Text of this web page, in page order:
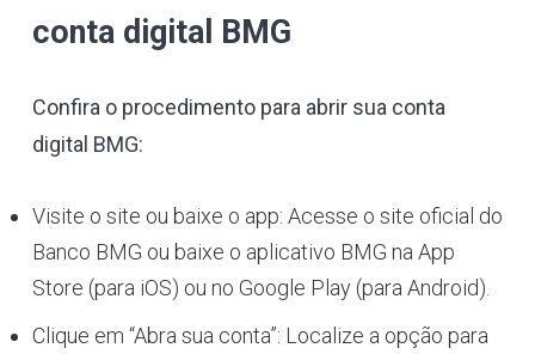
conta digital BMG
Confira o procedimento para abrir sua conta
digital BMG:
Visite o site ou baixe o app: Acesse o site oficial do
Banco BMG ou baixe o aplicativo BMG na App
Store (para iOS) ou no Google Play (para Android).
Clique em “Abra sua conta”: Localize a opção para